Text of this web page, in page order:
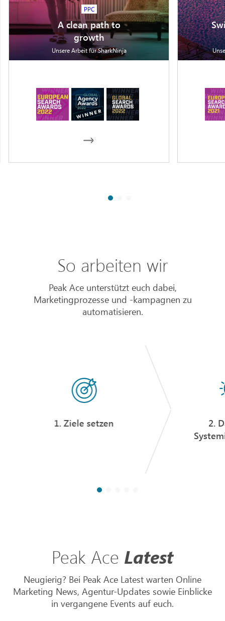
PPC
A clean path to
growth
Unsere Arbeit für SharkNinja
So arbeiten wir
Peak Ace unterstützt euch dabei,
Marketingprozesse und -kampagnen zu
automatisieren.
1. Ziele setzen
2.
Peak Ace Latest
Neugierig? Bei Peak Ace Latest warten Online
Marketing News, Agentur-Updates sowie Einblicke
in vergangene Events auf euch.